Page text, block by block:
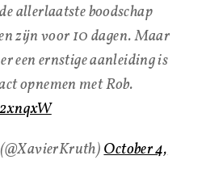
allerlaatste boodschap
zijn voor 10 dagen. Maar
een ernstige aanleiding is
opnemen met Rob.
October 4,